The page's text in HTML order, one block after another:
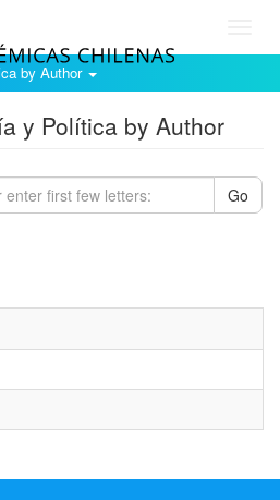
by Author
y Política by Author
Go